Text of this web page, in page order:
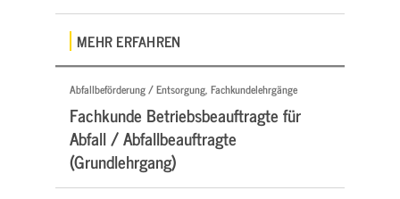
MEHR ERFAHREN
Abfallbeförderung / Entsorgung, Fachkundelehrgänge
Fachkunde Betriebsbeauftragte für
Abfall / Abfallbeauftragte
(Grundlehrgang)